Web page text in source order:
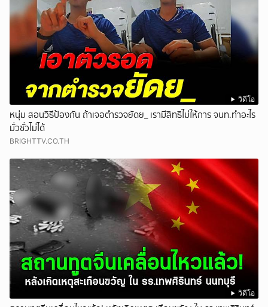
วิดีโอ
หนุ่ม สอนวิธีป้องกัน ถ้าเจอตำรวจยัดย_ เรามีสิทธิไม่ให้การ จนท.ทำอะไร
มั่วซั่วไม่ได้
BRIGHTTV.CO.TH
วิดีโอ